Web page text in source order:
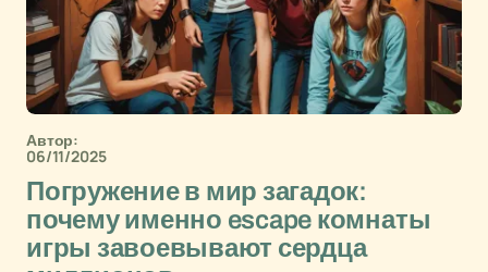
Автор:
06/11/2025
Погружение в мир загадок:
почему именно escape комнаты
игры завоевывают сердца